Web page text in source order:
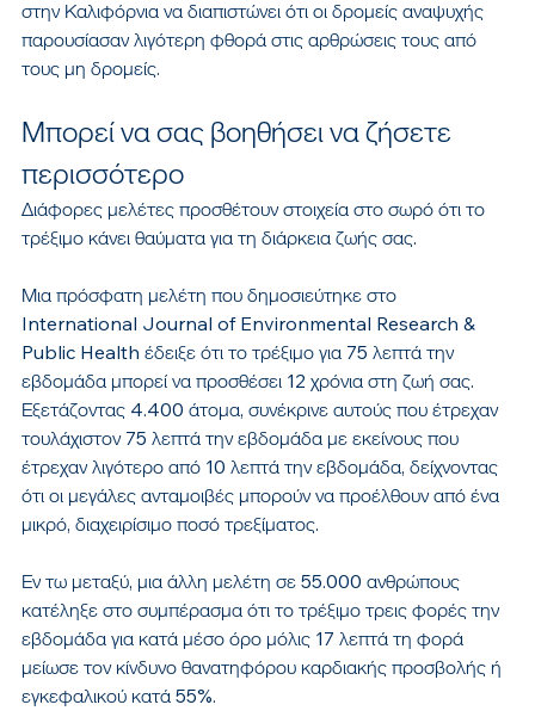
στην Καλιφόρνια να διαπιστώνει ότι οι δρομείς αναψυχής
παρουσίασαν λιγότερη φθορά στις αρθρώσεις τους από
τους μη δρομείς.
Μπορεί να σας βοηθήσει να ζήσετε
περισσότερο
Διάφορες μελέτες προσθέτουν στοιχεία στο σωρό ότι το
τρέξιμο κάνει θαύματα για τη διάρκεια ζωής σας.
Μια πρόσφατη μελέτη που δημοσιεύτηκε στο
International Journal of Environmental Research &
Public Health έδειξε ότι το τρέξιμο για 75 λεπτά την
εβδομάδα μπορεί να προσθέσει 12 χρόνια στη ζωή σας.
Εξετάζοντας 4.400 άτομα, συνέκρινε αυτούς που έτρεχαν
τουλάχιστον 75 λεπτά την εβδομάδα με εκείνους που
έτρεχαν λιγότερο από 10 λεπτά την εβδομάδα, δείχνοντας
ότι οι μεγάλες ανταμοιβές μπορούν να προέλθουν από ένα
μικρό, διαχειρίσιμο ποσό τρεξίματος.
Εν τω μεταξύ, μια άλλη μελέτη σε 55.000 ανθρώπους
κατέληξε στο συμπέρασμα ότι το τρέξιμο τρεις φορές την
εβδομάδα για κατά μέσο όρο μόλις 17 λεπτά τη φορά
μείωσε τον κίνδυνο θανατηφόρου καρδιακής προσβολής ή
εγκεφαλικού κατά 55%.